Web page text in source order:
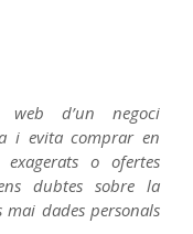
web d’un negoci
i evita comprar en
o ofertes
dubtes sobre la
dades personals